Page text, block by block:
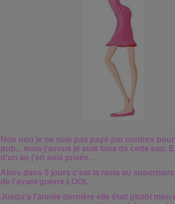
Non non je ne suis pas payé par contrex
pub... mais j'avoue je suis fana de cette eau.
d'un an j'en suis privée...
Alors dans 5 jours c'est la rasia au
de l'avant guerre LOOL
Jusqu'a l'année dernière elle était plutôt mon